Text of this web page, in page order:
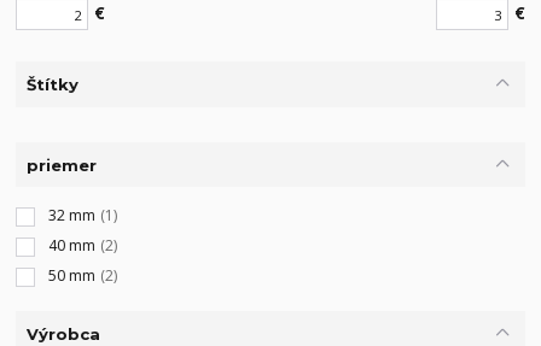
€ €
Štítky
priemer
32 mm (1)
40 mm (2)
50 mm (2)
Výrobca